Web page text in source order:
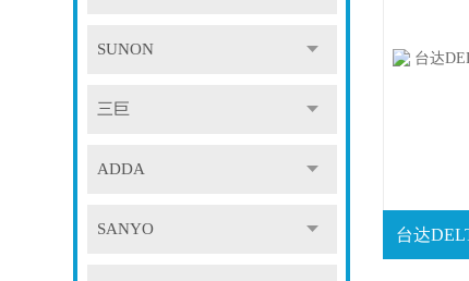
SUNON
三巨
ADDA
SANYO